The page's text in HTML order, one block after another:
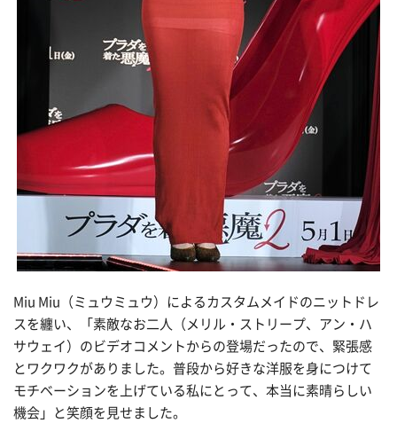
Miu Miu（ミュウミュウ）によるカスタムメイドのニットドレ
スを纏い、「素敵なお二人（メリル・ストリープ、アン・ハ
サウェイ）のビデオコメントからの登場だったので、緊張感
とワクワクがありました。普段から好きな洋服を身につけて
モチベーションを上げている私にとって、本当に素晴らしい
機会」と笑顔を見せました。